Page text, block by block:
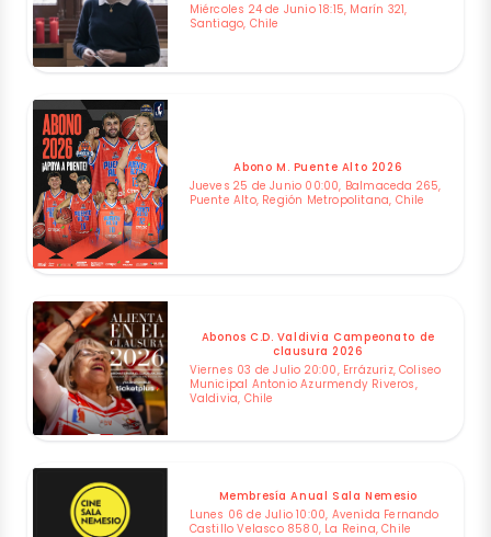
Miércoles 24 de Junio 18:15, Marín 321,
Santiago, Chile
Abono M. Puente Alto 2026
Jueves 25 de Junio 00:00, Balmaceda 265,
Puente Alto, Región Metropolitana, Chile
Abonos C.D. Valdivia Campeonato de
clausura 2026
Viernes 03 de Julio 20:00, Errázuriz, Coliseo
Municipal Antonio Azurmendy Riveros,
Valdivia, Chile
Membresía Anual Sala Nemesio
Lunes 06 de Julio 10:00, Avenida Fernando
Castillo Velasco 8580, La Reina, Chile